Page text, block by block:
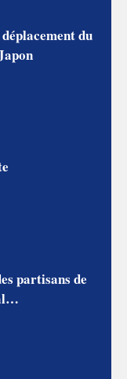
du
partisans de